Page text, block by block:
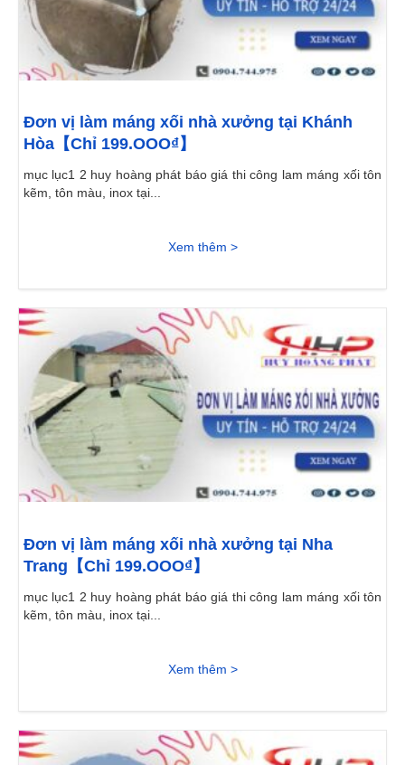
Đơn vị làm máng xối nhà xưởng tại Khánh
Hòa【Chỉ 199.OOO₫】
mục lục1 2 huy hoàng phát báo giá thi công lam máng xối tôn
kẽm, tôn màu, inox tại...
Xem thêm >
Đơn vị làm máng xối nhà xưởng tại Nha
Trang【Chỉ 199.OOO₫】
mục lục1 2 huy hoàng phát báo giá thi công lam máng xối tôn
kẽm, tôn màu, inox tại...
Xem thêm >